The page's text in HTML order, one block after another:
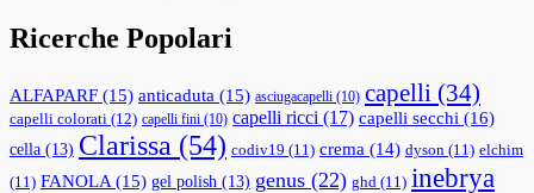
Ricerche Popolari
ALFAPARF (15) anticaduta (15) asciugacapelli (10) capelli (34)
capelli colorati (12) capelli fini (10) capelli ricci (17) capelli secchi (16)
cella (13) Clarissa (54) codiv19 (11) crema (14) dyson (11) elchim
(11) FANOLA (15) gel polish (13) genus (22) ghd (11) inebrya